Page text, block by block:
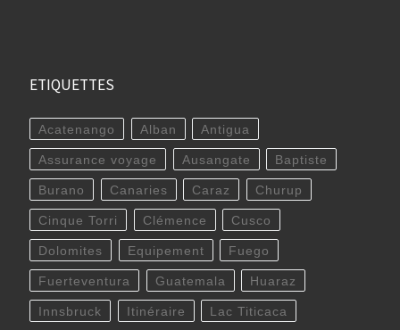
ETIQUETTES
Acatenango Alban Antigua
Assurance voyage Ausangate Baptiste
Burano Canaries Caraz Churup
Cinque Torri Clémence Cusco
Dolomites Equipement Fuego
Fuerteventura Guatemala Huaraz
Innsbruck Itinéraire Lac Titicaca